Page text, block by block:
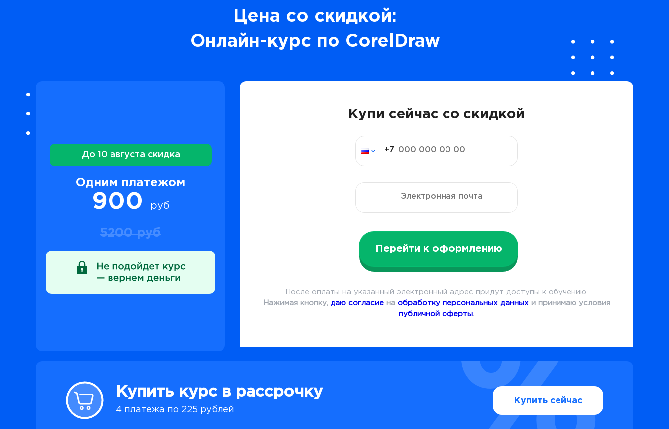
Цена со скидкой:
Онлайн-курс по CorelDraw
До 10 августа скидка
Одним платежом
900 руб
5200 руб
Купи сейчас со скидкой
Перейти к оформлению
После оплаты на указанный электронный адрес придут доступы к обучению.
Нажимая кнопку, даю согласиена обработку персональных данныхи принимаю условия
публичной оферты.
Купить курс в рассрочку
4 платежа по 225 рублей
Купить сейчас